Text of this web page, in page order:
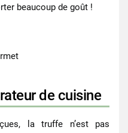
beaucoup de goût !
de cuisine
la truffe n’est pas